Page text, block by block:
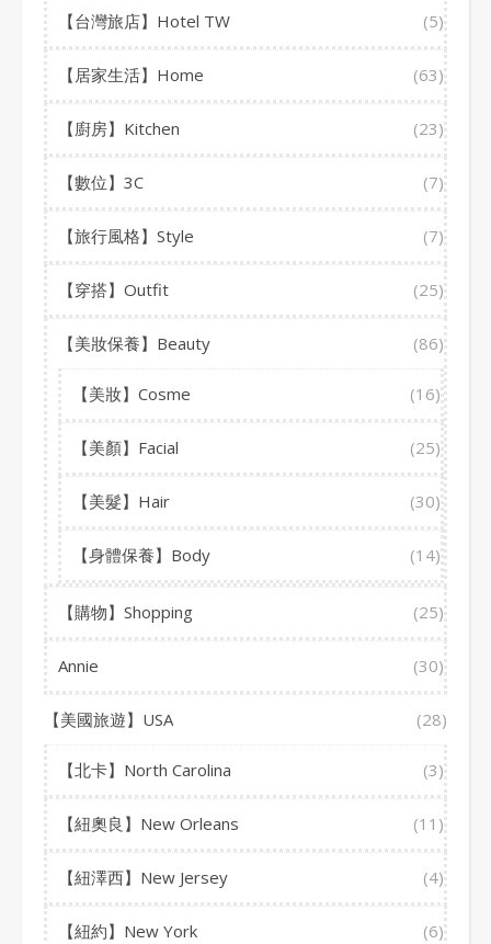
【台灣旅店】Hotel TW (5)
【居家生活】Home (63)
【廚房】Kitchen (23)
【數位】3C (7)
【旅行風格】Style (7)
【穿搭】Outfit (25)
【美妝保養】Beauty (86)
【美妝】Cosme (16)
【美顏】Facial (25)
【美髮】Hair (30)
【身體保養】Body (14)
【購物】Shopping (25)
Annie (30)
【美國旅遊】USA (28)
【北卡】North Carolina (3)
【紐奧良】New Orleans (11)
【紐澤西】New Jersey (4)
【紐約】New York (6)